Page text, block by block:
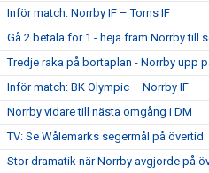
Inför match: Norrby IF – Torns IF
Gå 2 betala för 1 - heja fram Norrby till
Tredje raka på bortaplan - Norrby upp
Inför match: BK Olympic – Norrby IF
Norrby vidare till nästa omgång i DM
TV: Se Wålemarks segermål på övertid
Stor dramatik när Norrby avgjorde på